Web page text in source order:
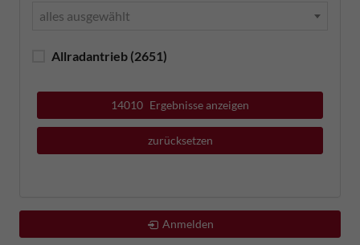
alles ausgewählt
Allradantrieb (2651)
14010 Ergebnisse anzeigen
zurücksetzen
Anmelden